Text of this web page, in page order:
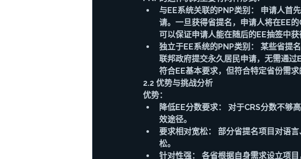
与EE系统关联的PNP类别： 申请人首
请。一旦获得省提名，申请人将在EE
可以保证申请人能在随后的EE抽签中
独立于EE系统的PNP类别： 某些省提
联邦政府提交永久居民申请，无需通过
符合EE基本要求，但符合特定省份需求
2.2 优势与挑战分析
优势：
降低EE分数要求： 对于CRS分数不够
效途径。
要求相对宽松： 部分省提名项目对语
松。
针对性强： 各省根据自身需求设立项